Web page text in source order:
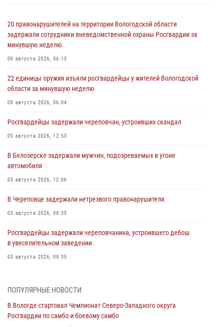
20 правонарушителей на территории Вологодской области
задержали сотрудники вневедомственной охраны Росгвардии за
минувшую неделю
09 августа 2026, 06:13
22 единицы оружия изъяли росгвардейцы у жителей Вологодской
области за минувшую неделю
08 августа 2026, 06:04
Росгвардейцы задержали череповчан, устроивших скандал
05 августа 2026, 12:53
В Белозерске задержали мужчин, подозреваемых в угоне
автомобиля
03 августа 2026, 12:06
В Череповце задержали нетрезвого правонарушителя
03 августа 2026, 09:35
Росгвардейцы задержали череповчанина, устроившего дебош
в увеселительном заведении
03 августа 2026, 09:35
товаров из магазина
В Вологде определились победители и призеры Чемпионатов
ПОПУЛЯРНЫЕ НОВОСТИ
В Вологде стартовал Чемпионат Северо-Западного округа
Росгвардии по самбо и боевому самбо